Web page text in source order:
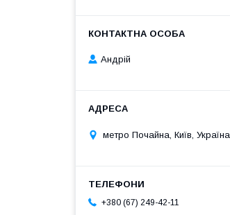
Андрій
метро Почайна, Київ, Україна
+380 (67) 249-42-11